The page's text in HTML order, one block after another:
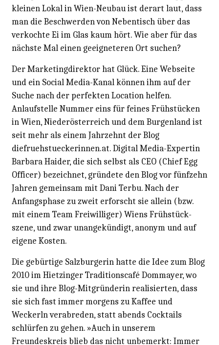
kleinen Lokal in Wien-Neubau ist derart laut, dass
man die Beschwerden von Nebentisch über das
verkochte Ei im Glas kaum hört. Wie aber für das
nächste Mal einen geeigneteren Ort suchen?
Der Marketingdirektor hat Glück. Eine Webseite
und ein Social Media-Kanal können ihm auf der
Suche nach der perfekten Location helfen.
Anlaufstelle Nummer eins für feines Frühstücken
in Wien, Niederösterreich und dem Burgenland ist
seit mehr als einem Jahrzehnt der Blog
diefruehstueckerinnen.at. Digital Media-Expertin
Barbara Haider, die sich selbst als CEO (Chief Egg
Officer) bezeichnet, gründete den Blog vor fünfzehn
Jahren gemeinsam mit Dani Terbu. Nach der
Anfangsphase zu zweit erforscht sie allein (bzw.
mit einem Team Freiwilliger) Wiens Frühstück­
szene, und zwar unangekündigt, anonym und auf
eigene Kosten.
Die gebürtige Salzburgerin hatte die Idee zum Blog
2010 im Hietzinger Traditionscafé Dommayer, wo
sie und ihre Blog-Mitgründerin realisierten, dass
sie sich fast immer morgens zu Kaffee und
Weckerln verabreden, statt abends Cocktails
schlürfen zu gehen. »Auch in unserem
Freundeskreis blieb das nicht unbemerkt: Immer